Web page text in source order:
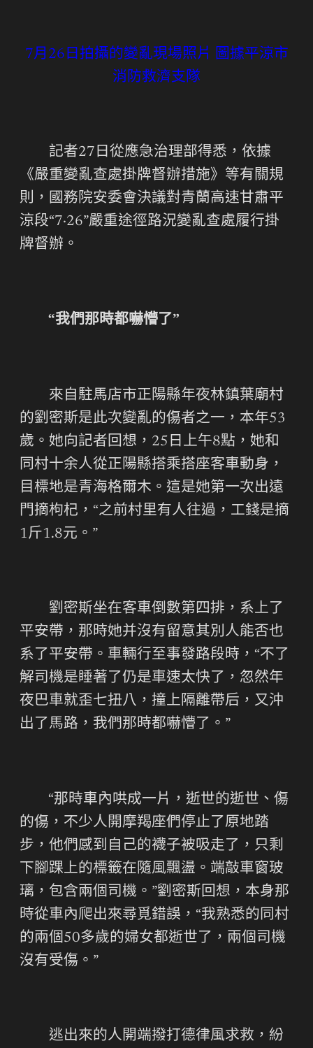
7月26日拍攝的變亂現場照片 圖據平涼市
消防救濟支隊
記者27日從應急治理部得悉，依據
《嚴重變亂查處掛牌督辦措施》等有關規
則，國務院安委會決議對青蘭高速甘肅平
涼段“7·26”嚴重途徑路況變亂查處履行掛
牌督辦。
“我們那時都嚇懵了”
來自駐馬店市正陽縣年夜林鎮葉廟村
的劉密斯是此次變亂的傷者之一，本年53
歲。她向記者回想，25日上午8點，她和
同村十余人從正陽縣搭乘搭座客車動身，
目標地是青海格爾木。這是她第一次出遠
門摘枸杞，“之前村里有人往過，工錢是摘
1斤1.8元。”
劉密斯坐在客車倒數第四排，系上了
平安帶，那時她并沒有留意其別人能否也
系了平安帶。車輛行至事發路段時，“不了
解司機是睡著了仍是車速太快了，忽然年
夜巴車就歪七扭八，撞上隔離帶后，又沖
出了馬路，我們那時都嚇懵了。”
“那時車內哄成一片，逝世的逝世、傷
的傷，不少人開摩羯座們停止了原地踏
步，他們感到自己的襪子被吸走了，只剩
下腳踝上的標籤在隨風飄盪。端敲車窗玻
璃，包含兩個司機。”劉密斯回想，本身那
時從車內爬出來尋覓錯誤，“我熟悉的同村
的兩個50多歲的婦女都逝世了，兩個司機
沒有受傷。”
逃出來的人開端撥打德律風求救，紛